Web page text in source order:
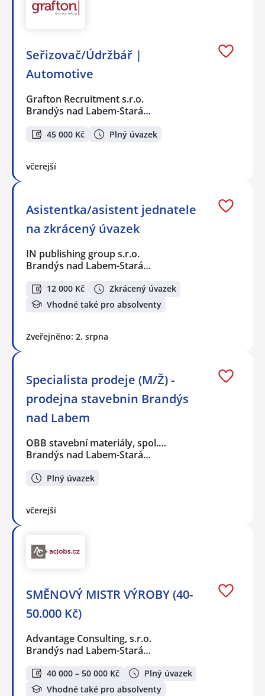
Seřizovač/Údržbář |
Automotive
Grafton Recruitment s.r.o.
Brandýs nad Labem-Stará…
45 000 Kč Plný úvazek
včerejší
Asistentka/asistent jednatele
na zkrácený úvazek
IN publishing group s.r.o.
Brandýs nad Labem-Stará…
12 000 Kč
Zkrácený úvazek
Vhodné také pro absolventy
Zveřejněno: 2. srpna
Specialista prodeje (M/Ž) -
prodejna stavebnin Brandýs
nad Labem
OBB stavební materiály, spol.…
Brandýs nad Labem-Stará…
Plný úvazek
včerejší
SMĚNOVÝ MISTR VÝROBY (40-
50.000 Kč)
Advantage Consulting, s.r.o.
Brandýs nad Labem-Stará…
40 000 – 50 000 Kč
Plný úvazek
Vhodné také pro absolventy